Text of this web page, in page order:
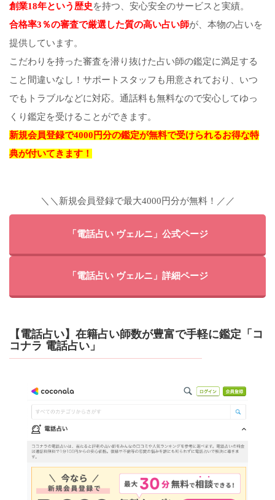
創業18年という歴史を持つ、安心安全のサービスと実績。
合格率3％の審査で厳選した質の高い占い師が、本物の占いを
提供しています。
こだわりを持った審査を潜り抜けた占い師の鑑定に満足する
こと間違いなし！サポートスタッフも用意されており、いつ
でもトラブルなどに対応。通話料も無料なので安心してゆっ
くり鑑定を受けることができます。
新規会員登録で4000円分の鑑定が無料で受けられるお得な特
典が付いてきます！
＼＼新規会員登録で最大4000円分が無料！／／
「電話占い ヴェルニ」公式ページ
「電話占い ヴェルニ」詳細ページ
【電話占い】在籍占い師数が豊富で手軽に鑑定「コ
コナラ 電話占い」